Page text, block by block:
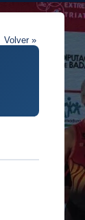
Volver »